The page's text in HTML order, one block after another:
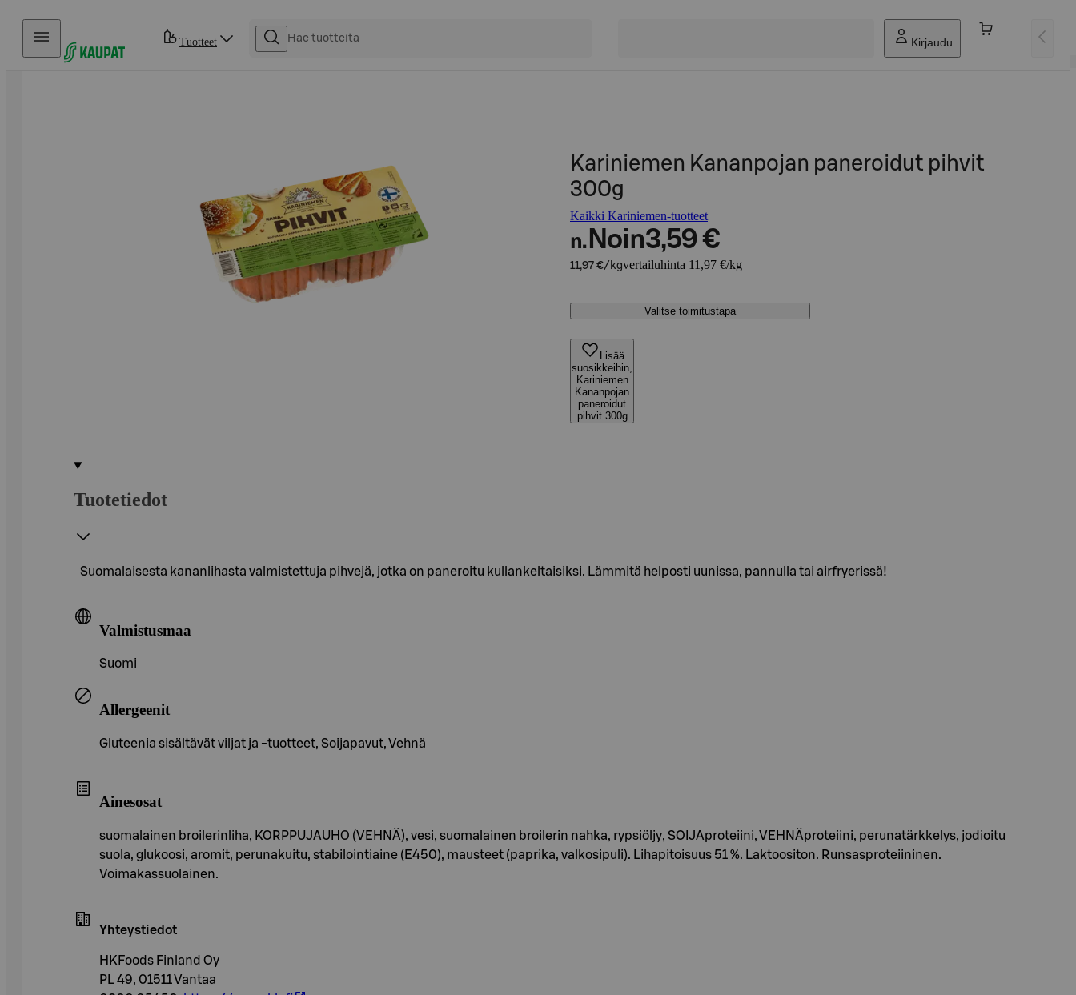
Hyppää sisältöön
Tuotteet Kirjaudu
Kariniemen Kananpojan paneroidut pihvit
300g
Kaikki Kariniemen-tuotteet
n. Noin3,59 €
11,97 €/kgvertailuhinta 11,97 €/kg
Valitse toimitustapa
Lisää
suosikkeihin,
Kariniemen
Kananpojan
paneroidut
pihvit 300g
Tuotetiedot
Suomalaisesta kananlihasta valmistettuja pihvejä, jotka on paneroitu kullankeltaisiksi. Lämmitä helposti uunissa, pannulla tai airfryerissä!
Valmistusmaa
Suomi
Allergeenit
Gluteenia sisältävät viljat ja -tuotteet, Soijapavut, Vehnä
Ainesosat
suomalainen broilerinliha, KORPPUJAUHO (VEHNÄ), vesi, suomalainen broilerin nahka, rypsiöljy, SOIJAproteiini, VEHNÄproteiini, perunatärkkelys, jodioitu
suola, glukoosi, aromit, perunakuitu, stabilointiaine (E450), mausteet (paprika, valkosipuli). Lihapitoisuus 51 %. Laktoositon. Runsasproteiininen.
Voimakassuolainen.
Yhteystiedot
HKFoods Finland Oy
PL 49, 01511 Vantaa